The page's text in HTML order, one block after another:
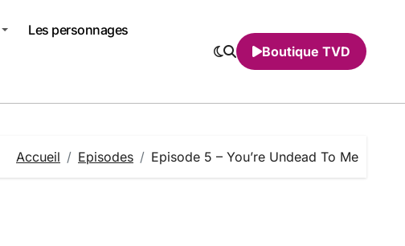
Les personnages
Boutique TVD
Accueil Episodes Episode 5 – You’re Undead To Me